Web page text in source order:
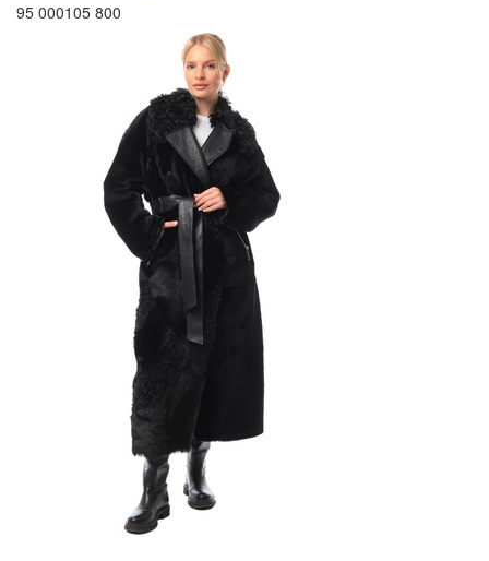
95 000105 800